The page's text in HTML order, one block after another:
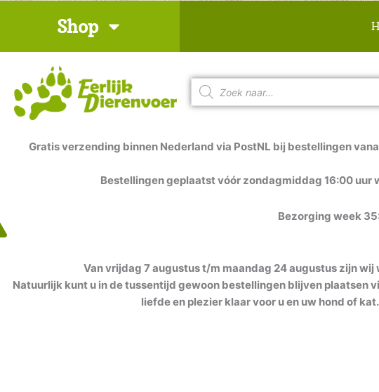
Shop
Producten
zoeken
Gratis verzending binnen Nederland via PostNL bij bestellingen
Bestellingen geplaatst vóór zondagmiddag 16:00
Bezorging week
Van vrijdag 7 augustus t/m maandag 24 augustus zijn
Natuurlijk kunt u in de tussentijd gewoon bestellingen blijven plaatsen
liefde en plezier klaar voor u en uw hond of